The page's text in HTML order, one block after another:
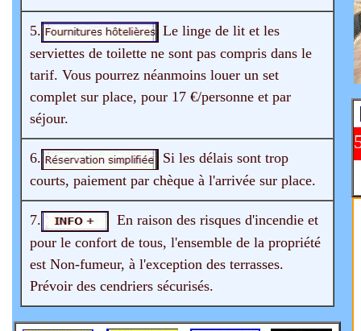
5.
Le linge de lit et les
serviettes de toilette ne sont pas compris dans le
tarif. Vous pourrez néanmoins louer un set
complet sur place, pour 17 €/personne et par
séjour.
6.
Si les délais sont trop
courts, paiement par chèque à l'arrivée sur place.
7.
En raison des risques d'incendie et
pour le confort de tous, l'ensemble de la propriété
est Non-fumeur, à l'exception des terrasses.
Prévoir des cendriers sécurisés.